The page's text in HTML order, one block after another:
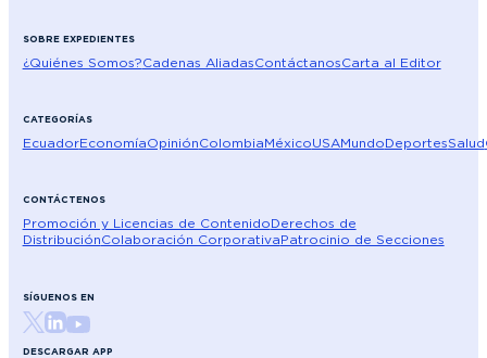
SOBRE EXPEDIENTES
¿Quiénes Somos?Cadenas AliadasContáctanosCarta al Editor
CATEGORÍAS
EcuadorEconomíaOpiniónColombiaMéxicoUSAMundoDeportesSalud
CONTÁCTENOS
Promoción y Licencias de ContenidoDerechos de
DistribuciónColaboración CorporativaPatrocinio de Secciones
SÍGUENOS EN
DESCARGAR APP